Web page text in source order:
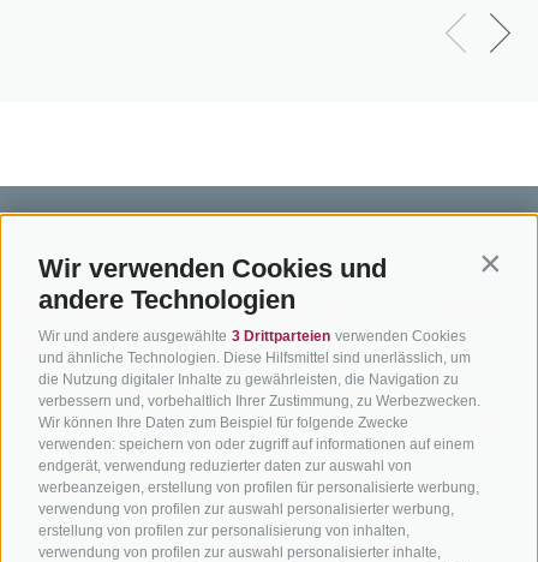
Wir verwenden Cookies und
andere Technologien
Wir und andere ausgewählte 3 Drittparteien verwenden Cookies
und ähnliche Technologien. Diese Hilfsmittel sind unerlässlich, um
die Nutzung digitaler Inhalte zu gewährleisten, die Navigation zu
verbessern und, vorbehaltlich Ihrer Zustimmung, zu Werbezwecken.
Wir können Ihre Daten zum Beispiel für folgende Zwecke
verwenden: speichern von oder zugriff auf informationen auf einem
endgerät, verwendung reduzierter daten zur auswahl von
werbeanzeigen, erstellung von profilen für personalisierte werbung,
verwendung von profilen zur auswahl personalisierter werbung,
erstellung von profilen zur personalisierung von inhalten,
verwendung von profilen zur auswahl personalisierter inhalte,
BIKEHOTELS
SÜDTIROL
Hotels & Pakete
Urlaubspakete
Unsere Gutscheine
Hot Deals
Bike & Work
BIKEN IN
SÜDTIROL
Mountainbiken in
Südtirol
Rennradfahren in
Südtirol
Radwege in Südtirol
Bikeshops & Verleihe
Kontakt
Anreise
Zum